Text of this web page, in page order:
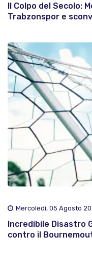
Il Colpo del Secolo:
Trabzonspor e
Mercoledì, 05 Agosto
Incredibile Disastro
contro il